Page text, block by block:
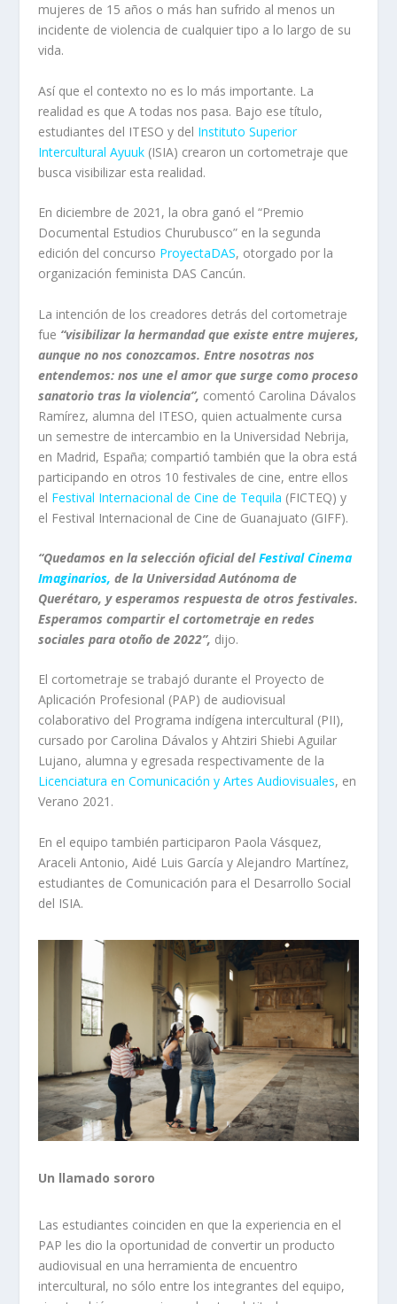
mujeres de 15 años o más han sufrido al menos un
incidente de violencia de cualquier tipo a lo largo de su
vida.
Así que el contexto no es lo más importante. La
realidad es que A todas nos pasa. Bajo ese título,
estudiantes del ITESO y del Instituto Superior
Intercultural Ayuuk(ISIA) crearon un cortometraje que
busca visibilizar esta realidad.
En diciembre de 2021, la obra ganó el “Premio
Documental Estudios Churubusco” en la segunda
edición del concurso ProyectaDAS, otorgado por la
organización feminista DAS Cancún.
La intención de los creadores detrás del cortometraje
fue “visibilizar la hermandad que existe entre mujeres,
aunque no nos conozcamos. Entre nosotras nos
entendemos: nos une el amor que surge como proceso
sanatorio tras la violencia”, comentó Carolina Dávalos
Ramírez, alumna del ITESO, quien actualmente cursa
un semestre de intercambio en la Universidad Nebrija,
en Madrid, España; compartió también que la obra está
participando en otros 10 festivales de cine, entre ellos
el Festival Internacional de Cine de Tequila (FICTEQ) y
el Festival Internacional de Cine de Guanajuato (GIFF).
“Quedamos en la selección oficial delFestival Cinema
Imaginarios, de la Universidad Autónoma de
Querétaro, y esperamos respuesta de otros festivales.
Esperamos compartir el cortometraje en redes
sociales para otoño de 2022”, dijo.
El cortometraje se trabajó durante el Proyecto de
Aplicación Profesional (PAP) de audiovisual
colaborativo del Programa indígena intercultural (PII),
cursado por Carolina Dávalos y Ahtziri Shiebi Aguilar
Lujano, alumna y egresada respectivamente de la
Licenciatura en Comunicación y Artes Audiovisuales, en
Verano 2021.
En el equipo también participaron Paola Vásquez,
Araceli Antonio, Aidé Luis García y Alejandro Martínez,
estudiantes de Comunicación para el Desarrollo Social
del ISIA.
Un llamado sororo
Las estudiantes coinciden en que la experiencia en el
PAP les dio la oportunidad de convertir un producto
audiovisual en una herramienta de encuentro
intercultural, no sólo entre los integrantes del equipo,